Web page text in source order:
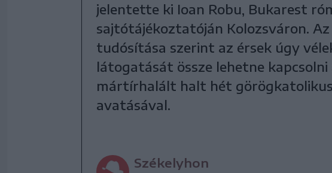
jelentette ki Ioan Robu, Bukarest
sajtótájékoztatóján Kolozsváron. Az
tudósítása szerint az érsek úgy
látogatását össze lehetne
mártírhalált halt hét
avatásával.
Székelyhon